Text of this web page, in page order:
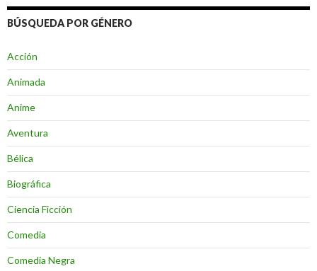
BÚSQUEDA POR GÉNERO
Acción
Animada
Anime
Aventura
Bélica
Biográfica
Ciencia Ficción
Comedia
Comedia Negra